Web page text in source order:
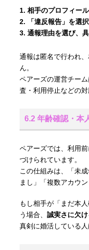
相手のプロフィー
「違反報告」を選択
通報理由を選び、
通報は匿名で行われ
ん。
ペアーズの運営チー
査・利用停止などの対
6.2 年齢確認・本
ペアーズでは、利用
づけられています。
この仕組みは、「未
まし」「複数アカウ
もし相手が「まだ本
う場合、誠実さに欠
真剣に婚活している